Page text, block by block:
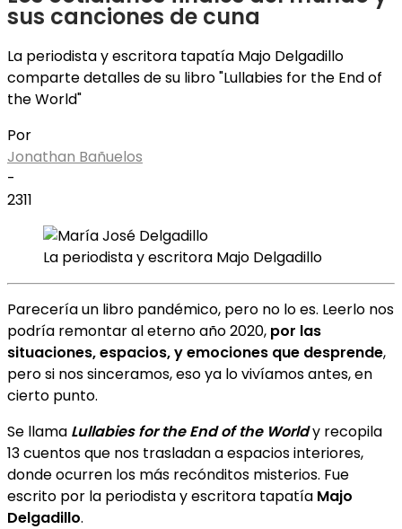
sus canciones de cuna
La periodista y escritora tapatía Majo Delgadillo
comparte detalles de su libro "Lullabies for the End of
the World"
Por
Jonathan Bañuelos
-
2311
La periodista y escritora Majo Delgadillo
Parecería un libro pandémico, pero no lo es. Leerlo nos
podría remontar al eterno año 2020, por las
situaciones, espacios, y emociones que desprende,
pero si nos sinceramos, eso ya lo vivíamos antes, en
cierto punto.
Se llama Lullabies for the End of the Worldy recopila
13 cuentos que nos trasladan a espacios interiores,
donde ocurren los más recónditos misterios. Fue
escrito por la periodista y escritora tapatía Majo
Delgadillo.